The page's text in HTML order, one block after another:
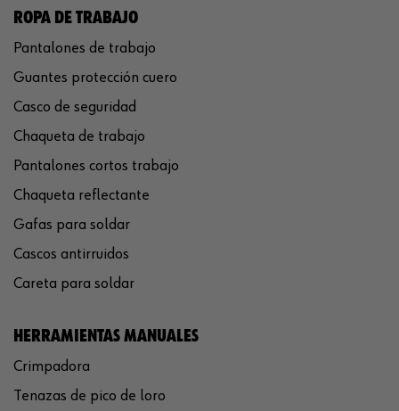
ROPA DE TRABAJO
Pantalones de trabajo
Guantes protección cuero
Casco de seguridad
Chaqueta de trabajo
Pantalones cortos trabajo
Chaqueta reflectante
Gafas para soldar
Cascos antirruidos
Careta para soldar
HERRAMIENTAS MANUALES
Crimpadora
Tenazas de pico de loro